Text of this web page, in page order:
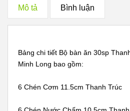
Mô tả Bình luận
Bảng chi tiết Bộ bàn ăn 30sp
Minh Long bao gồm:
6 Chén Cơm 11.5cm Thanh Trúc